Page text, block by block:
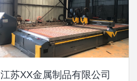
江苏XX金属制品有限公司